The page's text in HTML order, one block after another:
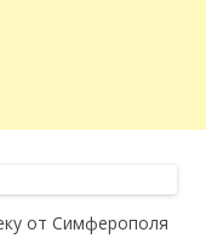
от Симферополя